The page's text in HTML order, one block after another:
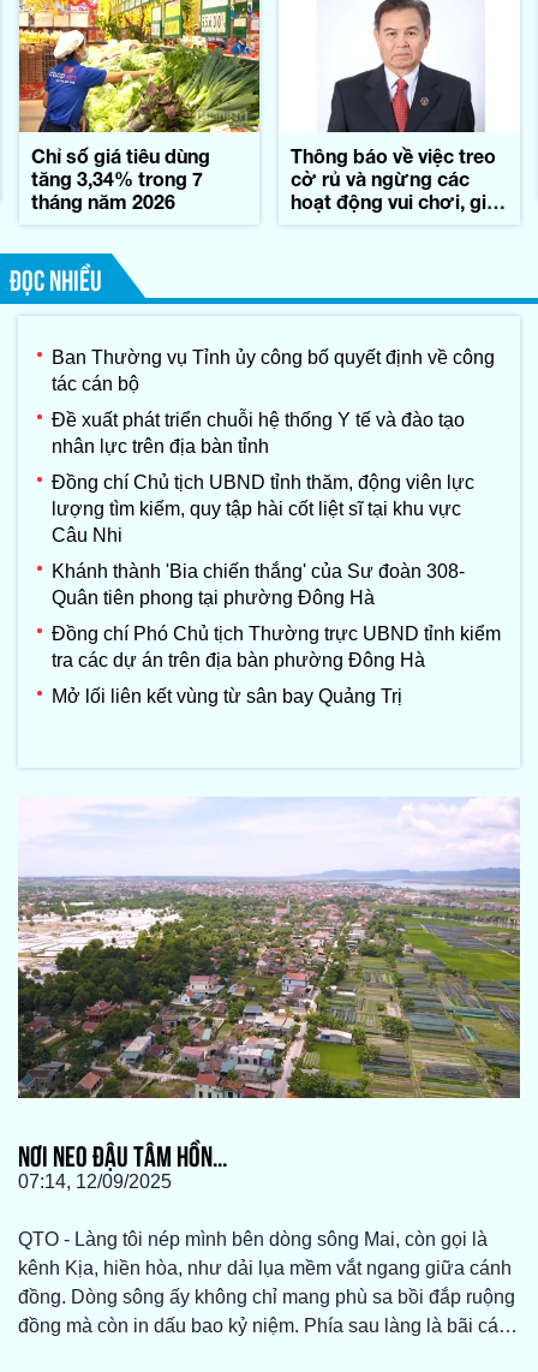
Chỉ số giá tiêu dùng
tăng 3,34% trong 7
tháng năm 2026
Thông báo về việc treo
cờ rủ và ngừng các
hoạt động vui chơi, giải
vi-hản, Chủ tịch Quốc
ĐỌC NHIỀU
Ban Thường vụ Tỉnh ủy công bố quyết định về công
tác cán bộ
Đề xuất phát triển chuỗi hệ thống Y tế và đào tạo
nhân lực trên địa bàn tỉnh
Đồng chí Chủ tịch UBND tỉnh thăm, động viên lực
lượng tìm kiếm, quy tập hài cốt liệt sĩ tại khu vực
Câu Nhi
Khánh thành 'Bia chiến thắng' của Sư đoàn 308-
Quân tiên phong tại phường Đông Hà
Đồng chí Phó Chủ tịch Thường trực UBND tỉnh kiểm
tra các dự án trên địa bàn phường Đông Hà
Mở lối liên kết vùng từ sân bay Quảng Trị
NƠI NEO ĐẬU TÂM HỒN...
07:14, 12/09/2025
QTO - Làng tôi nép mình bên dòng sông Mai, còn gọi là
kênh Kịa, hiền hòa, như dải lụa mềm vắt ngang giữa cánh
đồng. Dòng sông ấy không chỉ mang phù sa bồi đắp ruộng
đồng mà còn in dấu bao kỷ niệm. Phía sau làng là bãi cát